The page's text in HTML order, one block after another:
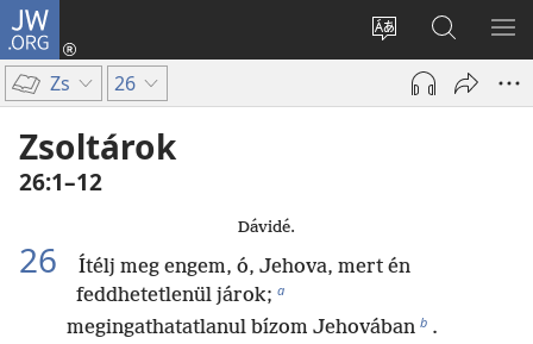
JW.ORG
Oldal
nyelvének
megváltoztatása
Bejelentkezés
(opens
window)
Keresés
a jw.org
honlapon
Zs 26
Zsoltárok
26:1–12
Dávidé.
26
Ítélj meg engem, ó, Jehova, mert én
feddhetetlenül járok; a
megingathatatlanul bízom Jehovában b .